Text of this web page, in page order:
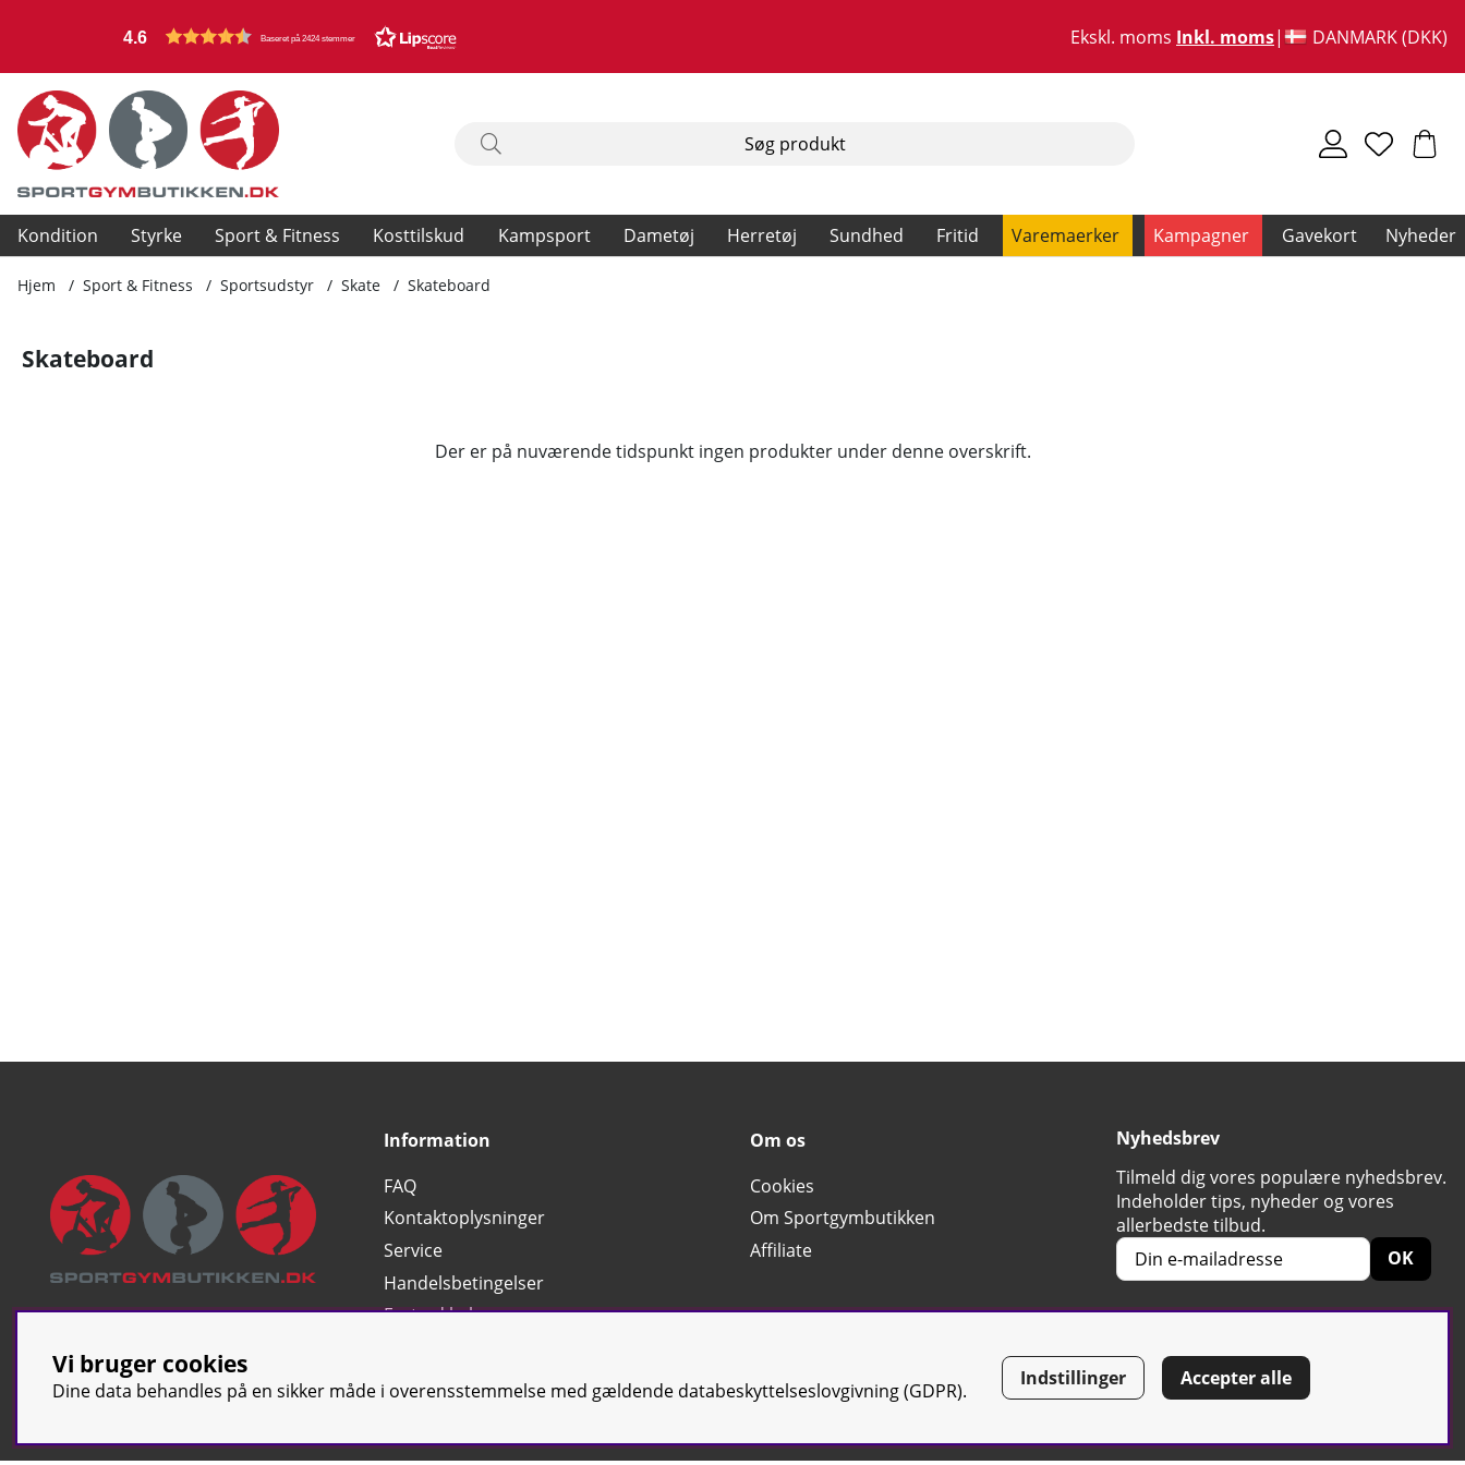
4.6 Baseret på 2424 stemmer Ekskl. moms Inkl. moms DANMARK (DKK)
Kondition Styrke Sport & Fitness Kosttilskud Kampsport Dametøj Herretøj Sundhed Fritid Varemaerker Kampagner Gavekort Nyheder
Hjem Sport & Fitness Sportsudstyr Skate Skateboard
Skateboard
Der er på nuværende tidspunkt ingen produkter under denne overskrift.
Information
FAQ
Kontaktoplysninger
Service
Handelsbetingelser
Fortryd køb
Om os
Cookies
Om Sportgymbutikken
Affiliate
Nyhedsbrev
Tilmeld dig vores populære nyhedsbrev.
Indeholder tips, nyheder og vores
allerbedste tilbud.
OK
Vi bruger cookies
Dine data behandles på en sikker måde i overensstemmelse med gældende databeskyttelseslovgivning (GDPR).
Indstillinger Accepter alle